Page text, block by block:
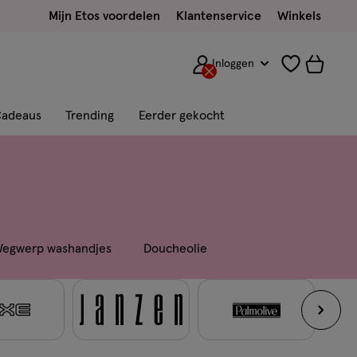
Mijn Etos voordelen Klantenservice Winkels
Inloggen
Trending Eerder gekocht
washandjes Doucheolie